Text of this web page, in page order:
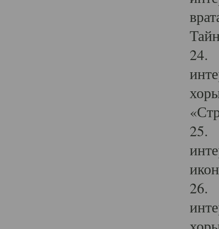
24.
25.
26.